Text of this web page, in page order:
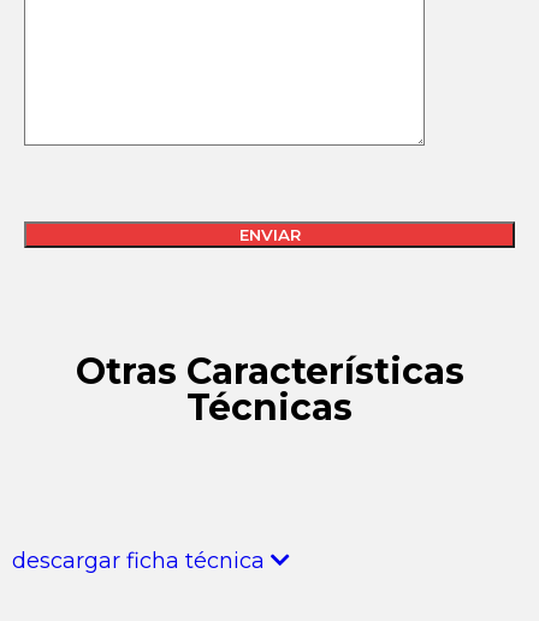
Otras Características
Técnicas
descargar ficha técnica